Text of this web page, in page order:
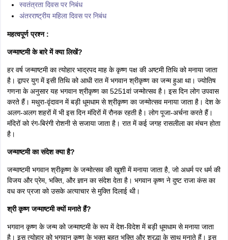
स्वतंत्रता दिवस पर निबंध
अंतरराष्ट्रीय महिला दिवस पर निबंध
महत्वपूर्ण प्रश्न :
जन्माष्टमी के बारे में क्या लिखें?
हर वर्ष जन्‍माष्‍टमी का त्‍योहार भाद्रपद माह के कृष्‍ण पक्ष की अष्‍टमी तिथि को मनाया जाता
है। द्वापर युग में इसी तिथि को आधी रात में भगवान श्रीकृष्‍ण का जन्‍म हुआ था। ज्योतिष
गणना के अनुसार यह भगवान श्रीकृष्ण का 5251वां जन्मोत्सव है। इस दिन लोग उपवास
करते हैं। मथुरा-वृंदावन में बड़ी धूमधाम से श्रीकृष्ण का जन्मोत्सव मनाया जाता है। देश के
अलग-अलग शहरों में भी इस दिन मंदिरों में रौनक रहती है। लोग पूजा-अर्चना करते हैं।
मंदिरों को रंग-बिरंगी रोशनी से सजाया जाता है। रात में कई जगह रासलीला का मंचन होता
है।
जन्माष्टमी का संदेश क्या है?
जन्माष्टमी भगवान श्रीकृष्ण के जन्मोत्सव की खुशी में मनाया जाता है, जो अधर्म पर धर्म की
विजय और प्रेम, भक्ति, और ज्ञान का संदेश देता है। भगवान कृष्ण ने दुष्ट राजा कंस का
वध कर प्रजा को उसके अत्याचार से मुक्ति दिलाई थी।
श्री कृष्ण जन्माष्टमी क्यों मनाते हैं?
भगवान कृष्ण के जन्म को जन्माष्टमी के रूप में देश-विदेश में बड़ी धूमधाम से मनाया जाता
है। इस त्योहार को भगवान कृष्ण के भक्त बहुत भक्ति और श्रद्धा के साथ मनाते हैं। इस